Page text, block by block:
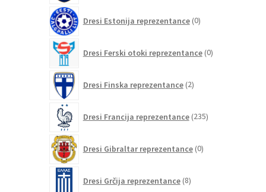
Dresi Estonija reprezentance 0izdelkov
Dresi Ferski otoki reprezentance 0izdelkov
Dresi Finska reprezentance 2izdelka
Dresi Francija reprezentance 235izdelkov
Dresi Gibraltar reprezentance 0izdelkov
Dresi Grčija reprezentance 8izdelkov